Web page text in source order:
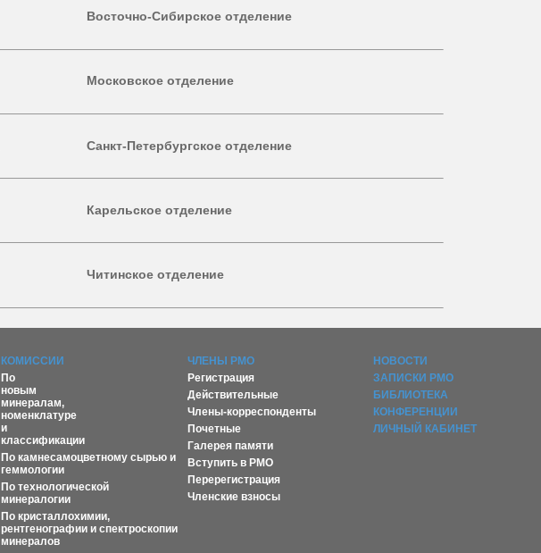
Восточно-Сибирское отделение
Московское отделение
Санкт-Петербургское отделение
Карельское отделение
Читинское отделение
КОМИССИИ
По
новым
минералам,
номенклатуре
и
классификации
По камнесамоцветному сырью и
геммологии
По технологической
минералогии
По кристаллохимии,
рентгенографии и спектроскопии
минералов
ЧЛЕНЫ РМО
Регистрация
Действительные
Члены-корреспонденты
Почетные
Галерея памяти
Вступить в РМО
Перерегистрация
Членские взносы
НОВОСТИ
ЗАПИСКИ РМО
БИБЛИОТЕКА
КОНФЕРЕНЦИИ
ЛИЧНЫЙ КАБИНЕТ